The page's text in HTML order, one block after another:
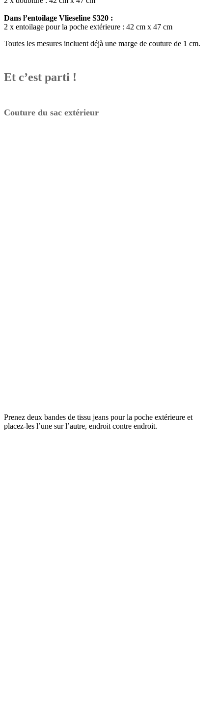
Dans l’entoilage Vlieseline S320 :
2 x entoilage pour la poche extérieure : 42 cm x 47 cm
Toutes les mesures incluent déjà une marge de couture de 1 cm.
Et c’est parti !
Couture du sac extérieur
Prenez deux bandes de tissu jeans pour la poche extérieure et
placez-les l’une sur l’autre, endroit contre endroit.